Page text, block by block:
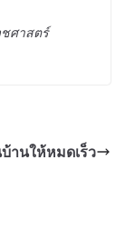
ศาสตร์
านให้หมดเร็ว